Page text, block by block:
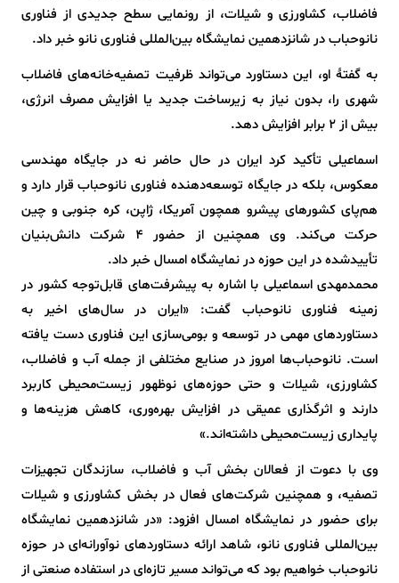
فاضلاب، کشاورزی و شیلات، از رونمایی سطح جدیدی از فناوری
نانوحباب در شانزدهمین نمایشگاه بین‌المللی فناوری نانو خبر داد.
به گفتهٔ او، این دستاورد می‌تواند ظرفیت تصفیه‌خانه‌های فاضلاب
شهری را، بدون نیاز به زیرساخت جدید یا افزایش مصرف انرژی،
بیش از 2 برابر افزایش دهد.
اسماعیلی تأکید کرد ایران در حال حاضر نه در جایگاه مهندسی
معکوس، بلکه در جایگاه توسعه‌دهنده فناوری نانوحباب قرار دارد و
هم‌پای کشورهای پیشرو همچون آمریکا، ژاپن، کره جنوبی و چین
حرکت می‌کند. وی همچنین از حضور 4 شرکت دانش‌بنیان
تأییدشده در این حوزه در نمایشگاه امسال خبر داد.
محمدمهدی اسماعیلی با اشاره به پیشرفت‌های قابل‌توجه کشور در
زمینه فناوری نانوحباب گفت: «ایران در سال‌های اخیر به
دستاوردهای مهمی در توسعه و بومی‌سازی این فناوری دست یافته
است. نانوحباب‌ها امروز در صنایع مختلفی از جمله آب و فاضلاب،
کشاورزی، شیلات و حتی حوزه‌های نوظهور زیست‌محیطی کاربرد
دارند و اثرگذاری عمیقی در افزایش بهره‌وری، کاهش هزینه‌ها و
پایداری زیست‌محیطی داشته‌اند.»
وی با دعوت از فعالان بخش آب و فاضلاب، سازندگان تجهیزات
تصفیه، و همچنین شرکت‌های فعال در بخش کشاورزی و شیلات
برای حضور در نمایشگاه امسال افزود: «در شانزدهمین نمایشگاه
بین‌المللی فناوری نانو، شاهد ارائه دستاوردهای نوآورانه‌ای در حوزه
نانوحباب خواهیم بود که می‌تواند مسیر تازه‌ای در استفاده صنعتی از